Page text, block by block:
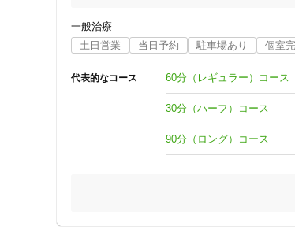
ご質問だけでも構いませんので
ホームページのお問い合わせから
下記に記載あります！
ラインでのご予約/ご相談も
当院は、鍼師、灸師、あんま・マッサージ指
他の施術スタッフはおりませんし、複数の患
予約優先なのでお待たせいたしません。
なかなか平日には身体のケアをする時間が取
ドン・キホーテ緑店すぐ南というわかりやす
施術内容の違いによる加算料金は一切発生い
一般治療
土日営業
当日予約 駐車場あり 個室
代表的なコース 60分（レギュラー）コース
30分（ハーフ）コース
90分（ロング）コース